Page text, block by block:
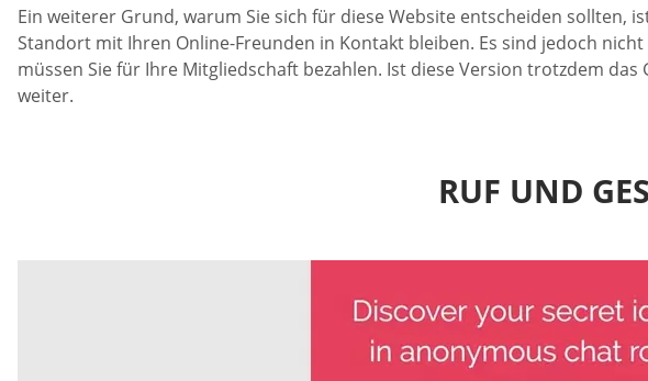
Ein weiterer Grund, warum Sie sich für diese Website entscheiden sollten,
Standort mit Ihren Online-Freunden in Kontakt bleiben. Es sind jedoch
müssen Sie für Ihre Mitgliedschaft bezahlen. Ist diese Version trotzdem
weiter.
RUF UND